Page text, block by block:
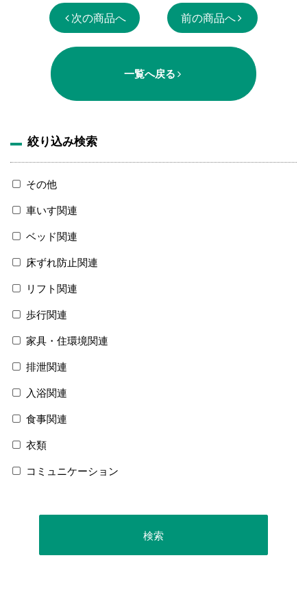
次の商品へ 前の商品へ
一覧へ戻る
絞り込み検索
その他
車いす関連
ベッド関連
床ずれ防止関連
リフト関連
歩行関連
家具・住環境関連
排泄関連
入浴関連
食事関連
衣類
コミュニケーション